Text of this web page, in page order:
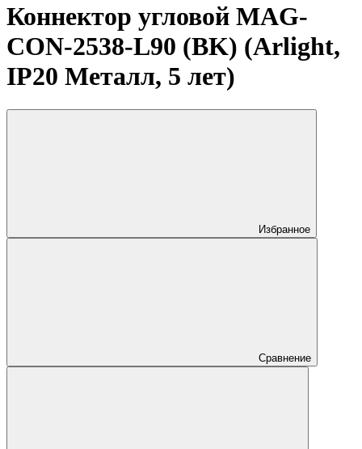
Коннектор угловой MAG-
CON-2538-L90 (BK) (Arlight,
IP20 Металл, 5 лет)
Избранное
Сравнение